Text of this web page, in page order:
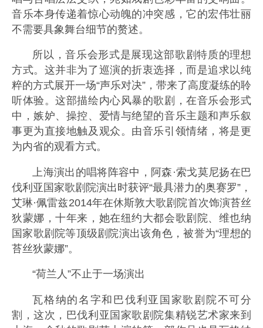
音乐本身传递着惊心动魄的冲突感，它的宏伟壮丽
不需要具象舞台细节的赘述。
所以，音乐会形式是展现这部歌剧特质的理想
方式。这并非为了巡演的折衷选择，而是追求以纯
粹的方式展开一场“声乐对决”，带来了高度凝练的聆
听体验。这部描绘内心风暴的歌剧，在音乐会形式
中，嫉妒、操控、爱情与绝望的音乐主题和声乐叙
事更为直接地触及观众。由音乐引领情绪，将是更
为内省的观看方式。
上海演出的唱将阵容中，阿森·索戈莫尼扬在巴
伐利亚国家歌剧院演出时获评“最具潜力的奥赛罗”，
艾琳·佩雷兹2014年在休斯敦大歌剧院首次饰演苔丝
狄蒙娜，十年来，她在纽约大都会歌剧院、维也纳
国家歌剧院等顶级剧院演出该角色，被誉为“理想的
苔丝狄蒙娜”。
“荷兰人”不止于一场演出
瓦格纳的名字和巴伐利亚国家歌剧院不可分
割，这次，巴伐利亚国家歌剧院集精锐艺术家来到